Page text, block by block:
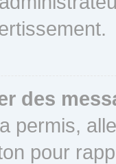
des
permis,
pour